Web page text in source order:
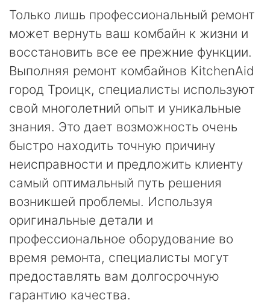
Только лишь профессиональный ремонт
может вернуть ваш комбайн к жизни и
восстановить все ее прежние функции.
Выполняя ремонт комбайнов KitchenAid
город Троицк, специалисты используют
свой многолетний опыт и уникальные
знания. Это дает возможность очень
быстро находить точную причину
неисправности и предложить клиенту
самый оптимальный путь решения
возникшей проблемы. Используя
оригинальные детали и
профессиональное оборудование во
время ремонта, специалисты могут
предоставлять вам долгосрочную
гарантию качества.